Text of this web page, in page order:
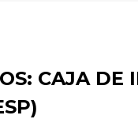
CAJA DE